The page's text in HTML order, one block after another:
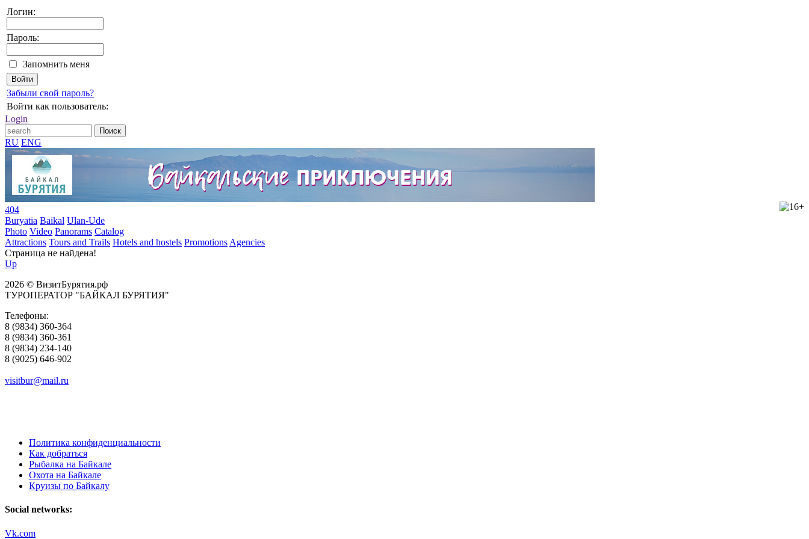
Логин:
Пароль:
Запомнить меня
Забыли свой пароль?
Войти как пользователь:
Login
RU ENG
404
Buryatia Baikal Ulan-Ude
Photo Video Panorams Catalog
Attractions Tours and Trails Hotels and hostels Promotions Agencies
Страница не найдена!
Up
2026 © ВизитБурятия.рф
ТУРОПЕРАТОР "БАЙКАЛ БУРЯТИЯ"
Телефоны:
8 (9834) 360-364
8 (9834) 360-361
8 (9834) 234-140
8 (9025) 646-902
visitbur@mail.ru
Политика конфиденциальности
Как добраться
Рыбалка на Байкале
Охота на Байкале
Круизы по Байкалу
Social networks:
Vk.com